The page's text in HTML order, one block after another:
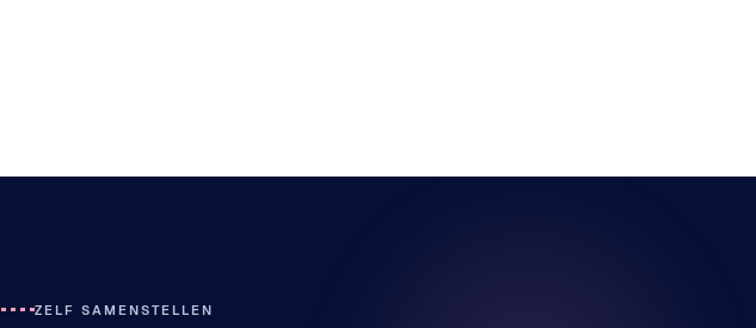
ZELF SAMENSTELLEN